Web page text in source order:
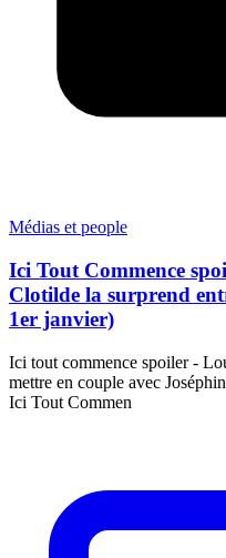
Médias et people
Ici Tout Commence
Clotilde la surprend
1er janvier)
Ici tout commence spoiler -
mettre en couple avec
Ici Tout Commen